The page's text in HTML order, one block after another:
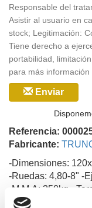
Responsable del
Asistir al usuario en
stock; Legitimación:
Tiene derecho a
portabilidad,
para más
Enviar
Referencia:
Fabricante:
-Dimensiones:
-Ruedas: 4,80-8" -
-M.M.A: 250kg -
-Galvanizado.